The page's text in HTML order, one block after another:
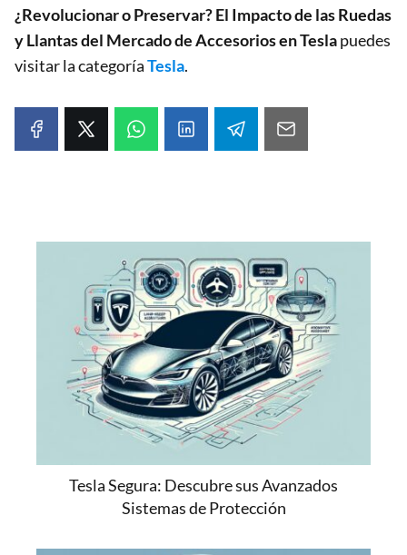
¿Revolucionar o Preservar? El Impacto de las Ruedas
y Llantas del Mercado de Accesorios en Teslapuedes
visitar la categoríaTesla.
Tesla Segura: Descubre sus Avanzados
Sistemas de Protección